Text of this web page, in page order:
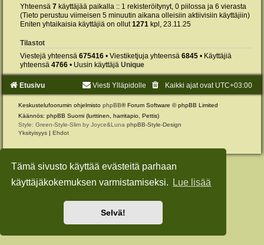
Tämä sivusto käyttää evästeitä parhaan
käyttäjäkokemuksen varmistamiseksi.
Lue lisää
Selvä!
Yhteensä 7 käyttäjää paikalla :: 1 rekisteröitynyt, 0 piilossa ja 6 vierasta
(Tieto perustuu viimeisen 5 minuutin aikana olleisiin aktiivisiin käyttäjiin)
Eniten yhtaikaisia käyttäjiä on ollut1271 kpl, 23.11.25
Tilastot
Viestejä yhteensä 675416 • Viestiketjuja yhteensä 6845 • Käyttäjiä
yhteensä 4766 • Uusin käyttäjä Unique
Etusivu Kaikki ajat ovat UTC+03:00
Viesti Ylläpidolle
Keskustelufoorumin ohjelmisto phpBB® Forum Software © phpBB Limited
Käännös: phpBB Suomi (lurttinen, harritapio, Pettis)
Style: Green-Style-Slim by Joyce&Luna phpBB-Style-Design
Yksityisyys | Ehdot